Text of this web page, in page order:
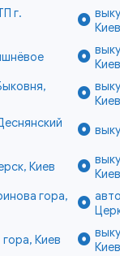
г.
Киев
Киев
Киев
Киев
Киев
гора,
Киев
Киев